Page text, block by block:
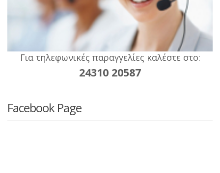
Για τηλεφωνικές παραγγελίες καλέστε στο:
24310 20587
Facebook Page